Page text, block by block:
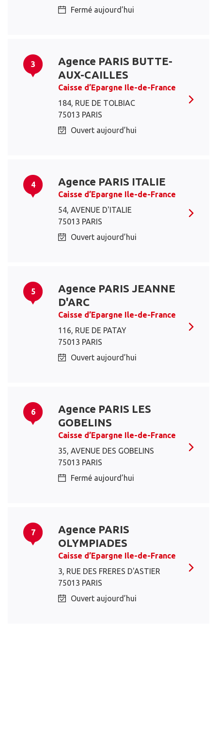
Fermé aujourd’hui
3
Agence PARIS BUTTE-
AUX-CAILLES
Caisse d’Epargne Ile-de-France
184, RUE DE TOLBIAC
75013 PARIS
Ouvert aujourd’hui
4 Agence PARIS ITALIE
Caisse d’Epargne Ile-de-France
54, AVENUE D'ITALIE
75013 PARIS
Ouvert aujourd’hui
5
Agence PARIS JEANNE
D'ARC
Caisse d’Epargne Ile-de-France
116, RUE DE PATAY
75013 PARIS
Ouvert aujourd’hui
6
Agence PARIS LES
GOBELINS
Caisse d’Epargne Ile-de-France
35, AVENUE DES GOBELINS
75013 PARIS
Fermé aujourd’hui
7
Agence PARIS
OLYMPIADES
Caisse d’Epargne Ile-de-France
3, RUE DES FRERES D'ASTIER
75013 PARIS
Ouvert aujourd’hui